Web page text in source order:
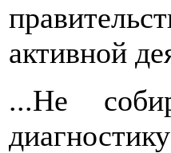
активной
...Не